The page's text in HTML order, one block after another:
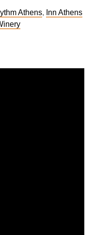
Athens, Inn Athens